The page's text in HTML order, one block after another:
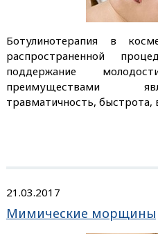
Ботулинотерапия в
распространенной
поддержание
преимуществами
травматичность,
21.03.2017
Мимические морщины